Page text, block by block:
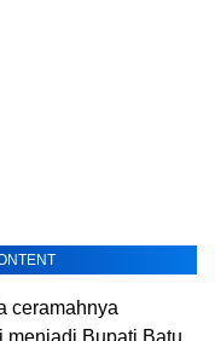
ceramahnya